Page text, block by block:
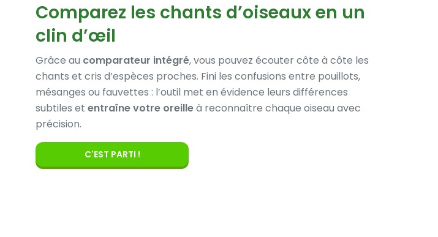
Comparez les chants d’oiseaux en un
clin d’œil
Grâce au comparateur intégré, vous pouvez écouter côte à côte les
chants et cris d’espèces proches. Fini les confusions entre pouillots,
mésanges ou fauvettes : l’outil met en évidence leurs différences
subtiles et entraîne votre oreilleà reconnaître chaque oiseau avec
précision.
C'EST PARTI !